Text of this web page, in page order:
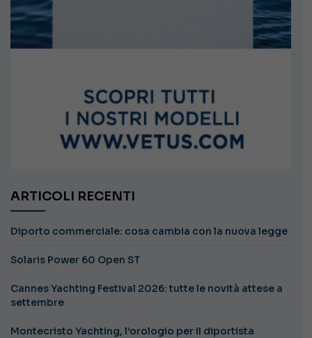
ARTICOLI RECENTI
Diporto commerciale: cosa cambia con la nuova legge
Solaris Power 60 Open ST
Cannes Yachting Festival 2026: tutte le novità attese a
settembre
Montecristo Yachting, l’orologio per il diportista